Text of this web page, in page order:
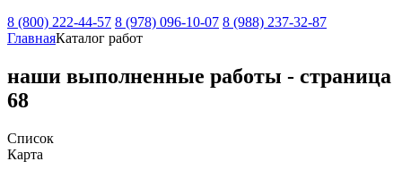
8 (800) 222-44-57 8 (978) 096-10-07 8 (988) 237-32-87
ГлавнаяКаталог работ
наши выполненные работы - страница
68
Список
Карта